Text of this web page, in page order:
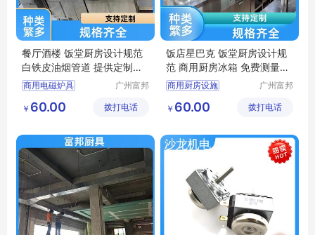
餐厅酒楼 饭堂厨房设计规范
白铁皮油烟管道 提供定制方
案 富邦
商用电磁炉具
饭堂电磁炉
饭堂厨房设计规范
广州富邦
工程有限
￥ 60.00 拨打电话
饭店星巴克 饭堂厨房设计规
范 商用厨房冰箱 免费测量安
装 富邦
商用厨房设施
厨具安装服务
厨房整体解决方案
广州富邦
工程有限
￥ 60.00 拨打电话